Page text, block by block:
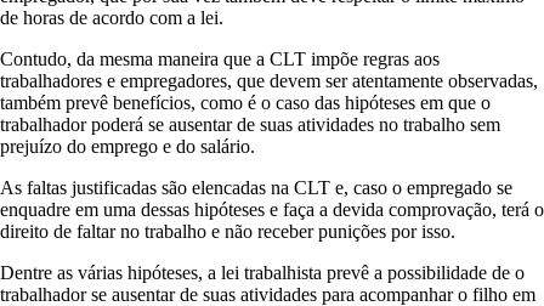
de horas de acordo com a lei.
Contudo, da mesma maneira que a CLT impõe regras aos
trabalhadores e empregadores, que devem ser atentamente observadas,
também prevê benefícios, como é o caso das hipóteses em que o
trabalhador poderá se ausentar de suas atividades no trabalho sem
prejuízo do emprego e do salário.
As faltas justificadas são elencadas na CLT e, caso o empregado se
enquadre em uma dessas hipóteses e faça a devida comprovação, terá o
direito de faltar no trabalho e não receber punições por isso.
Dentre as várias hipóteses, a lei trabalhista prevê a possibilidade de o
trabalhador se ausentar de suas atividades para acompanhar o filho em